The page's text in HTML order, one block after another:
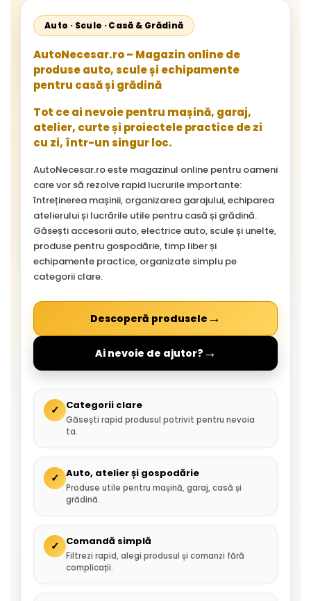
Auto · Scule · Casă & Grădină
AutoNecesar.ro – Magazin online de
produse auto, scule și echipamente
pentru casă și grădină
Tot ce ai nevoie pentru mașină, garaj,
atelier, curte și proiectele practice de zi
cu zi, într-un singur loc.
AutoNecesar.ro este magazinul online pentru oameni
care vor să rezolve rapid lucrurile importante:
întreținerea mașinii, organizarea garajului, echiparea
atelierului și lucrările utile pentru casă și grădină.
Găsești accesorii auto, electrice auto, scule și unelte,
produse pentru gospodărie, timp liber și
echipamente practice, organizate simplu pe
categorii clare.
Descoperă produsele →
Ai nevoie de ajutor? →
✓ Categorii clare
Găsești rapid produsul potrivit pentru nevoia
ta.
✓ Auto, atelier și gospodărie
Produse utile pentru mașină, garaj, casă și
grădină.
✓ Comandă simplă
Filtrezi rapid, alegi produsul și comanzi fără
complicații.